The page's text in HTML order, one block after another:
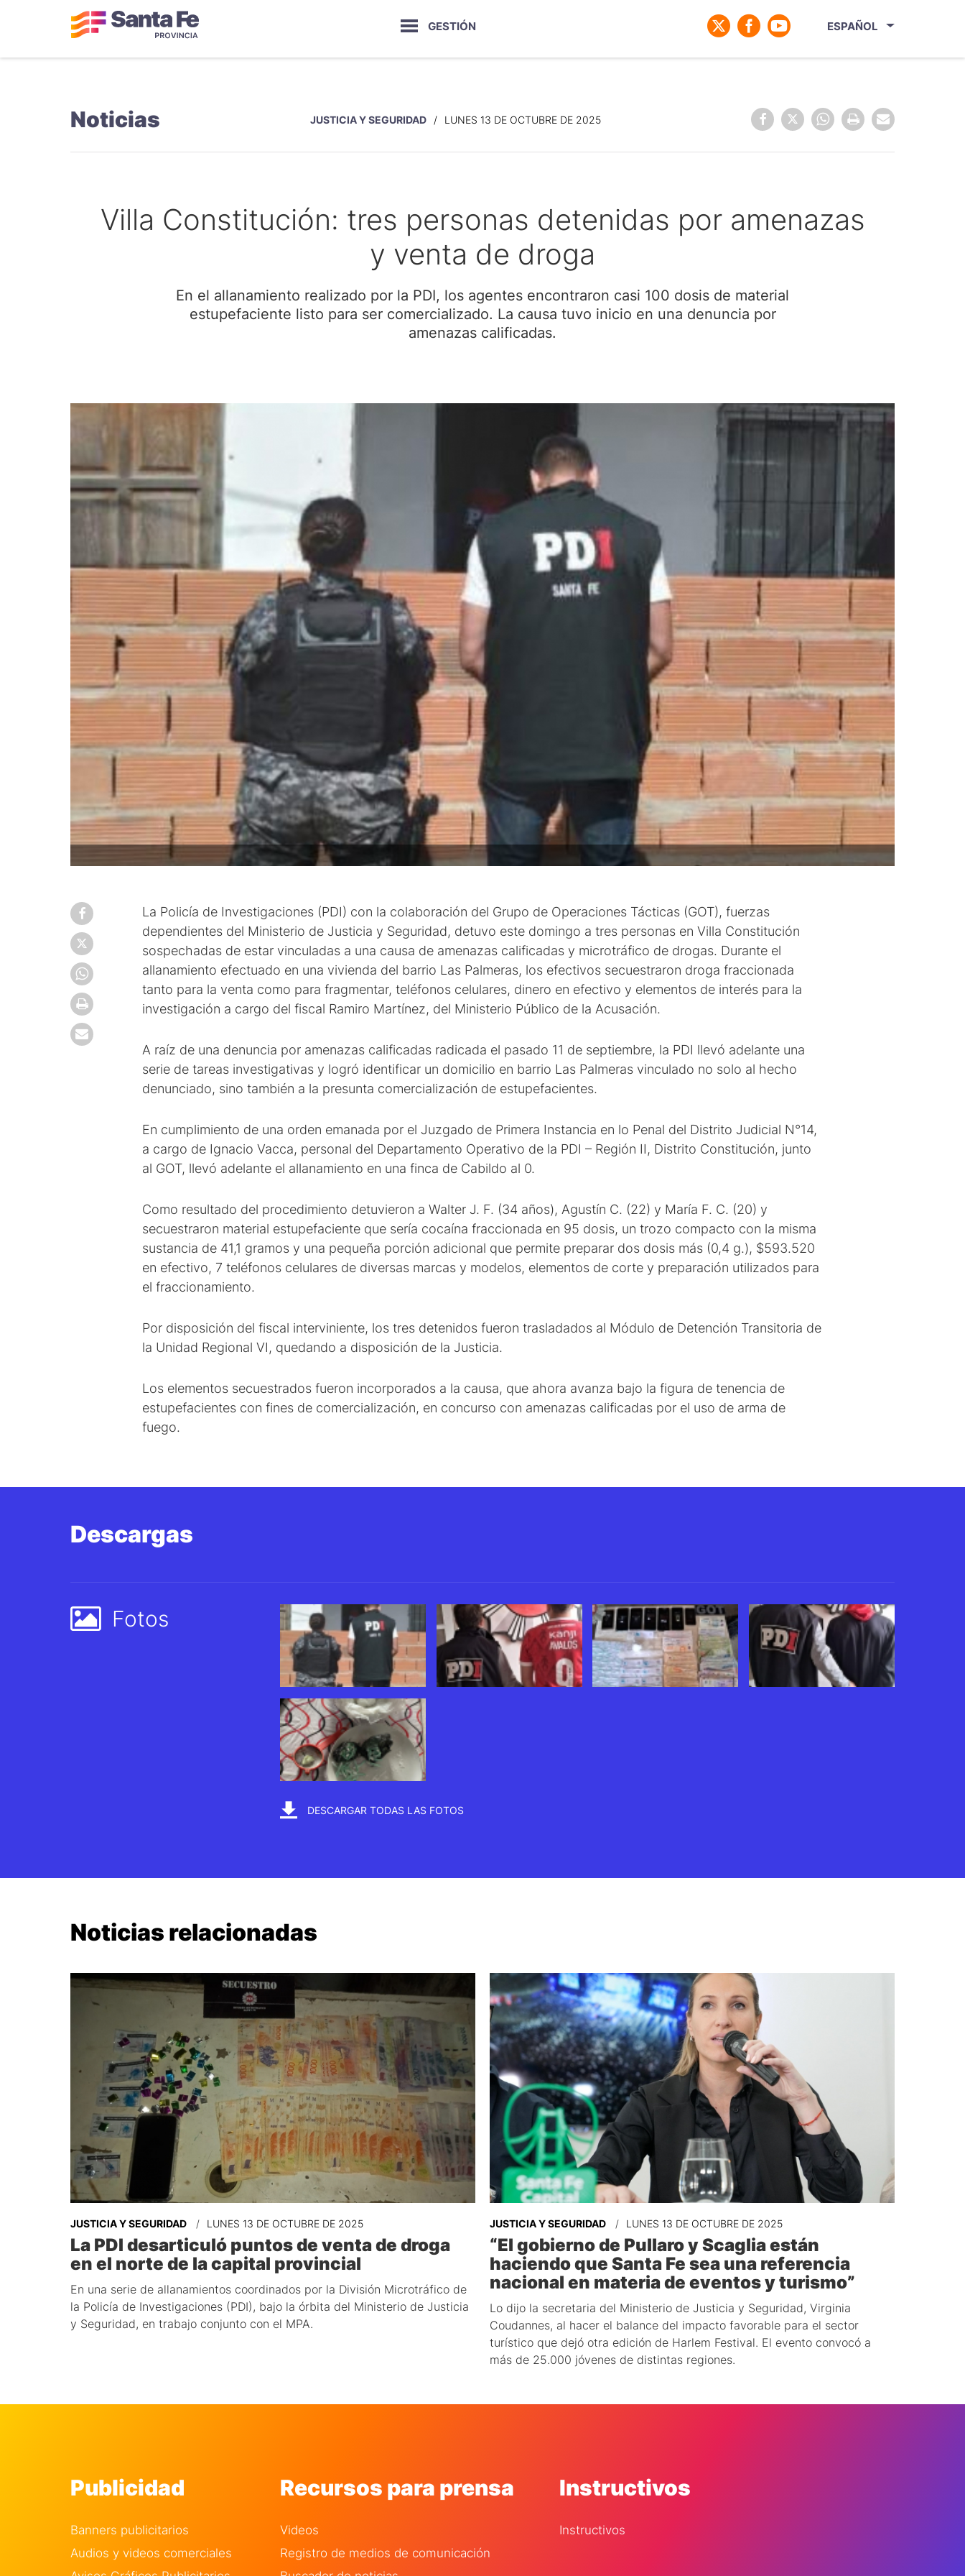
GESTIÓN ESPAÑOL
Noticias JUSTICIA Y SEGURIDAD LUNES 13 DE OCTUBRE DE 2025
Villa Constitución: tres personas detenidas por amenazas
y venta de droga
En el allanamiento realizado por la PDI, los agentes encontraron casi 100 dosis de material
estupefaciente listo para ser comercializado. La causa tuvo inicio en una denuncia por
amenazas calificadas.
La Policía de Investigaciones (PDI) con la colaboración del Grupo de Operaciones Tácticas (GOT), fuerzas
dependientes del Ministerio de Justicia y Seguridad, detuvo este domingo a tres personas en Villa Constitución
sospechadas de estar vinculadas a una causa de amenazas calificadas y microtráfico de drogas. Durante el
allanamiento efectuado en una vivienda del barrio Las Palmeras, los efectivos secuestraron droga fraccionada
tanto para la venta como para fragmentar, teléfonos celulares, dinero en efectivo y elementos de interés para la
investigación a cargo del fiscal Ramiro Martínez, del Ministerio Público de la Acusación.
A raíz de una denuncia por amenazas calificadas radicada el pasado 11 de septiembre, la PDI llevó adelante una
serie de tareas investigativas y logró identificar un domicilio en barrio Las Palmeras vinculado no solo al hecho
denunciado, sino también a la presunta comercialización de estupefacientes.
En cumplimiento de una orden emanada por el Juzgado de Primera Instancia en lo Penal del Distrito Judicial N°14,
a cargo de Ignacio Vacca, personal del Departamento Operativo de la PDI – Región II, Distrito Constitución, junto
al GOT, llevó adelante el allanamiento en una finca de Cabildo al 0.
Como resultado del procedimiento detuvieron a Walter J. F. (34 años), Agustín C. (22) y María F. C. (20) y
secuestraron material estupefaciente que sería cocaína fraccionada en 95 dosis, un trozo compacto con la misma
sustancia de 41,1 gramos y una pequeña porción adicional que permite preparar dos dosis más (0,4 g.), $593.520
en efectivo, 7 teléfonos celulares de diversas marcas y modelos, elementos de corte y preparación utilizados para
el fraccionamiento.
Por disposición del fiscal interviniente, los tres detenidos fueron trasladados al Módulo de Detención Transitoria de
la Unidad Regional VI, quedando a disposición de la Justicia.
Los elementos secuestrados fueron incorporados a la causa, que ahora avanza bajo la figura de tenencia de
estupefacientes con fines de comercialización, en concurso con amenazas calificadas por el uso de arma de
fuego.
Descargas
Fotos
DESCARGAR TODAS LAS FOTOS
Noticias relacionadas
JUSTICIA Y SEGURIDAD LUNES 13 DE OCTUBRE DE 2025
La PDI desarticuló puntos de venta de droga
en el norte de la capital provincial
En una serie de allanamientos coordinados por la División Microtráfico de
la Policía de Investigaciones (PDI), bajo la órbita del Ministerio de Justicia
y Seguridad, en trabajo conjunto con el MPA.
JUSTICIA Y SEGURIDAD LUNES 13 DE OCTUBRE DE 2025
“El gobierno de Pullaro y Scaglia están
haciendo que Santa Fe sea una referencia
nacional en materia de eventos y turismo”
Lo dijo la secretaria del Ministerio de Justicia y Seguridad, Virginia
Coudannes, al hacer el balance del impacto favorable para el sector
turístico que dejó otra edición de Harlem Festival. El evento convocó a
más de 25.000 jóvenes de distintas regiones.
Publicidad
Banners publicitarios
Audios y videos comerciales
Recursos para prensa
Videos
Registro de medios de comunicación
Instructivos
Instructivos